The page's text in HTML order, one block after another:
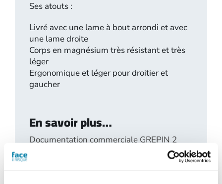
Ses atouts :
Livré avec une lame à bout arrondi et avec
une lame droite
Corps en magnésium très résistant et très
léger
Ergonomique et léger pour droitier et
gaucher
En savoir plus…
Documentation commerciale GREPIN 2
Demande d'informations